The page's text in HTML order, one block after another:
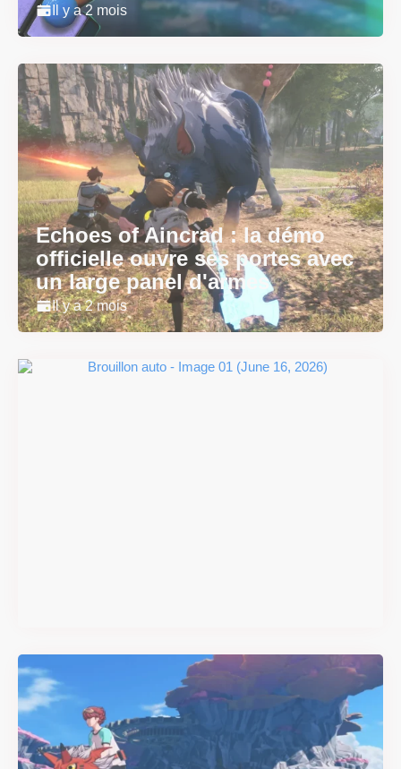
Il y a 2 mois
Echoes of Aincrad : la démo
officielle ouvre ses portes avec
un large panel d'armes
Il y a 2 mois